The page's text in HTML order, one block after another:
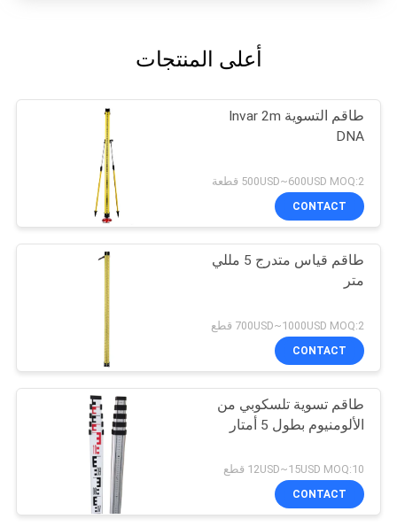
أعلى المنتجات
طاقم التسوية Invar 2m
DNA
500USD~600USD MOQ:2 قطعة
CONTACT
طاقم قياس متدرج 5 مللي
متر
700USD~1000USD MOQ:2 قطع
CONTACT
طاقم تسوية تلسكوبي من
الألومنيوم بطول 5 أمتار
12USD~15USD MOQ:10 قطع
CONTACT